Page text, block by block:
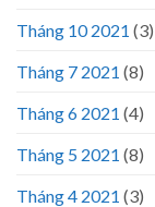
Tháng 10 2021 (3)
Tháng 7 2021 (8)
Tháng 6 2021 (4)
Tháng 5 2021 (8)
Tháng 4 2021 (3)